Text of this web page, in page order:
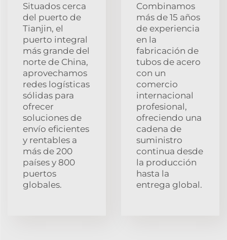
Situados cerca
del puerto de
Tianjin, el
puerto integral
más grande del
norte de China,
aprovechamos
redes logísticas
sólidas para
ofrecer
soluciones de
envío eficientes
y rentables a
más de 200
países y 800
puertos
globales.
Combinamos
más de 15 años
de experiencia
en la
fabricación de
tubos de acero
con un
comercio
internacional
profesional,
ofreciendo una
cadena de
suministro
continua desde
la producción
hasta la
entrega global.